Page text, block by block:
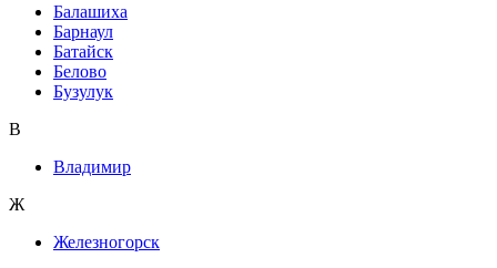
Балашиха
Барнаул
Батайск
Белово
Бузулук
В
Владимир
Ж
Железногорск